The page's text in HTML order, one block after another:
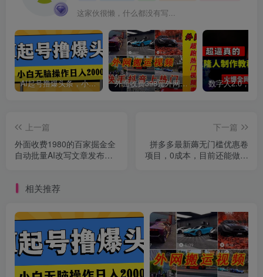
这家伙很懒，什么都没有写...
AI起号撸爆头条，小白也能操作，日入2000+ 外面收费398元外网超跑豪车汽车视频搬运至快手抖音上热门项目
上一篇
外面收费1980的百家掘金全
自动批量AI改写文章发布软
下一篇
拼多多最新薅无门槛优惠卷
项目，0成本，目前还能做，
相关推荐